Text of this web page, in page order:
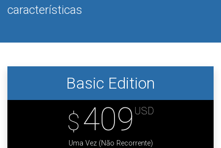
características
Basic Edition
$409 USD
Uma Vez (Não Recorrente)